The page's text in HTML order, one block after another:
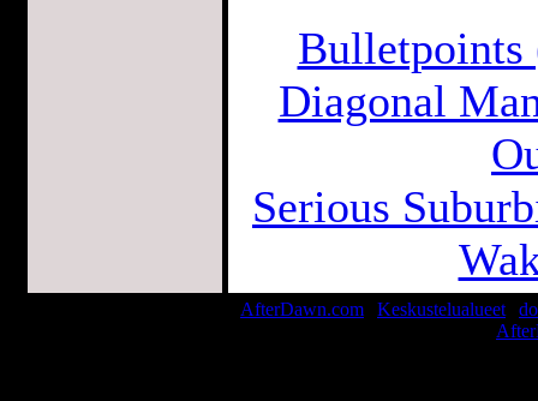
Bulletpoints
Diagonal
Serious
AfterDawn.com Keskustelualueet